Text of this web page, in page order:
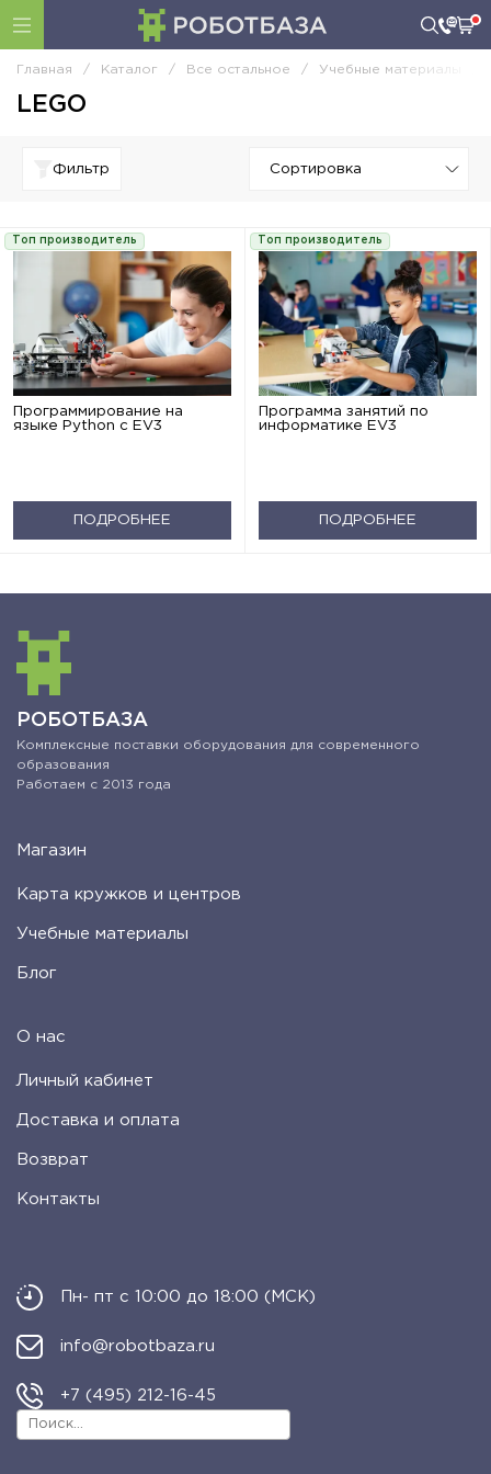
Главная / Каталог / Все остальное / Учебные материалы
LEGO
Фильтр
Топ производитель
Программирование на
языке Python с EV3
ПОДРОБНЕЕ
Топ производитель
Программа занятий по
информатике EV3
ПОДРОБНЕЕ
РОБОТБАЗА
Комплексные поставки оборудования для современного
образования
Работаем с 2013 года
Магазин
Карта кружков и центров
Учебные материалы
Блог
О нас
Личный кабинет
Доставка и оплата
Возврат
Контакты
Пн- пт с 10:00 до 18:00 (МСК)
info@robotbaza.ru
+7 (495) 212-16-45